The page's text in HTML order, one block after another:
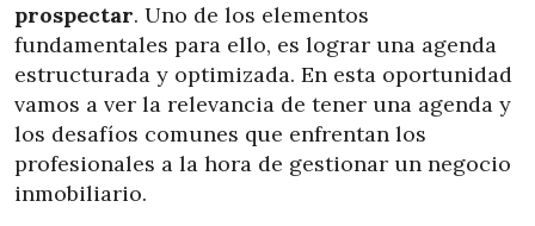
prospectar. Uno de los elementos
fundamentales para ello, es lograr una agenda
estructurada y optimizada. En esta oportunidad
vamos a ver la relevancia de tener una agenda y
los desafíos comunes que enfrentan los
profesionales a la hora de gestionar un negocio
inmobiliario.